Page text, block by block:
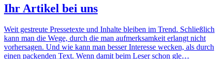
Ihr Artikel bei uns
Weit gestreute Pressetexte und Inhalte bleiben im Trend. Schließlich
kann man die Wege, durch die man aufmerksamkeit erlangt nicht
vorhersagen. Und wie kann man besser Interesse wecken, als durch
einen packenden Text. Wenn damit beim Leser schon gle…